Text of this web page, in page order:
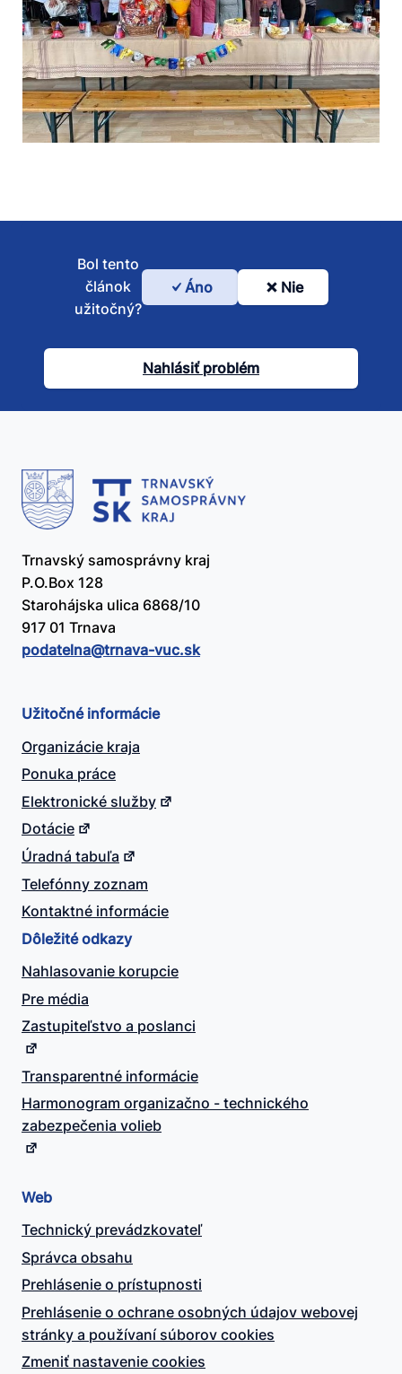
Bol
článok
užitočný?
Bol tento
článok
užitočný?
Áno Nie
Nahlásiť problém
Trnavský samosprávny kraj
P.O.Box 128
Starohájska ulica 6868/10
917 01 Trnava
podatelna@​trnava-vuc.sk
Užitočné informácie
Organizácie kraja
Ponuka práce
Elektronické služby
Dotácie
Úradná tabuľa
Telefónny zoznam
Kontaktné informácie
Dôležité odkazy
Nahlasovanie korupcie
Pre média
Zastupiteľstvo a poslanci
Transparentné informácie
Harmonogram organizačno - technického
zabezpečenia volieb
Web
Technický prevádzkovateľ
Správca obsahu
Prehlásenie o prístupnosti
Prehlásenie o ochrane osobných údajov webovej
stránky a používaní súborov cookies
Zmeniť nastavenie cookies